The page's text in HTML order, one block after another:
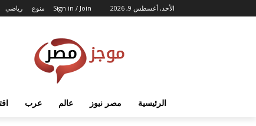
الأحد, أغسطس 9, 2026 Sign in / Join رياضي منوع
الرئيسية مصر نيوز عالم عرب